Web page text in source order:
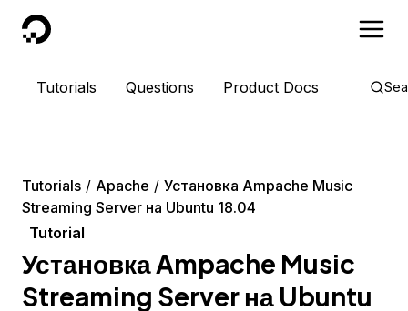
DigitalOcean
Tutorials Questions Product Docs
Tutorials Apache
Установка Ampache Music
Streaming Server на Ubuntu 18.04
Tutorial
Установка Ampache Music
Streaming Server на Ubuntu